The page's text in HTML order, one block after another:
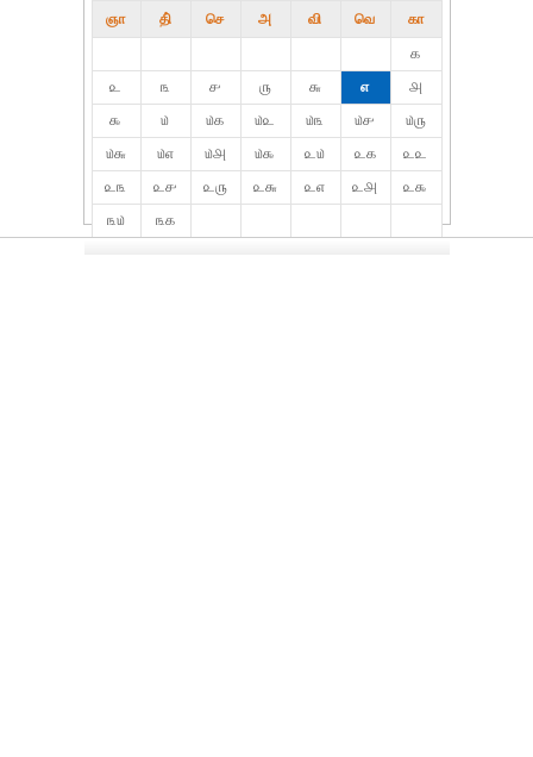
ஞா தி் செ அ வி வெ கா
௧
௨
௩ ௪ ௫ ௬ ௭
௮
௯
௰ ௰௧ ௰௨ ௰௩ ௰௪
௰௫
௰௬
௰௭ ௰௮ ௰௯ ௨௰ ௨௧
௨௨
௨௩
௨௪ ௨௫ ௨௬ ௨௭ ௨௮
௨௯
௩௰
௩௧